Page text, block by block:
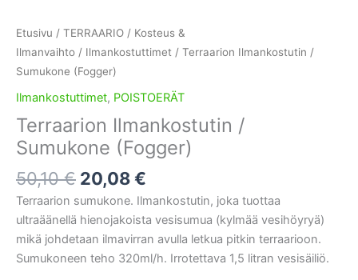
Etusivu / TERRAARIO / Kosteus &
Ilmanvaihto / Ilmankostuttimet / Terraarion Ilmankostutin /
Sumukone (Fogger)
Ilmankostuttimet, POISTOERÄT
Terraarion Ilmankostutin /
Sumukone (Fogger)
50,10€ Alkuperäinen
hinta
oli:
50,10 €.
20,08€
hinta
on:
20,08 €.
Terraarion sumukone. Ilmankostutin, joka tuottaa
ultraäänellä hienojakoista vesisumua (kylmää vesihöyryä)
mikä johdetaan ilmavirran avulla letkua pitkin terraarioon.
Sumukoneen teho 320ml/h. Irrotettava 1,5 litran vesisäiliö.